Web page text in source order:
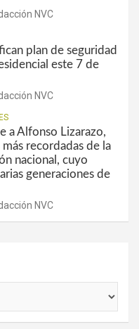
NVC
plan de seguridad
este 7 de
NVC
a Alfonso Lizarazo,
recordadas de la
nacional, cuyo
generaciones de
NVC